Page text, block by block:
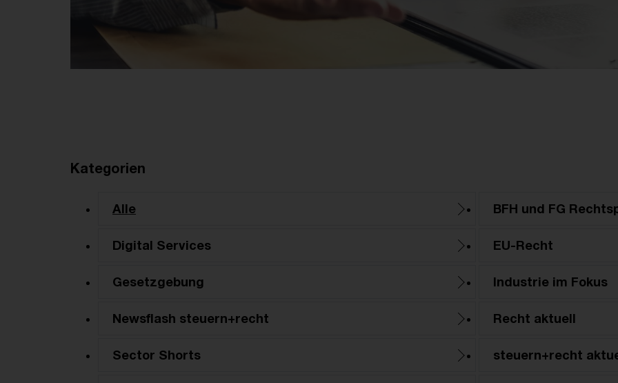
Kategorien
Alle BFH und FG
Digital Services EU-Recht
Gesetzgebung Industrie im Fokus
Newsflash steuern+recht Recht aktuell
Sector Shorts steuern+recht